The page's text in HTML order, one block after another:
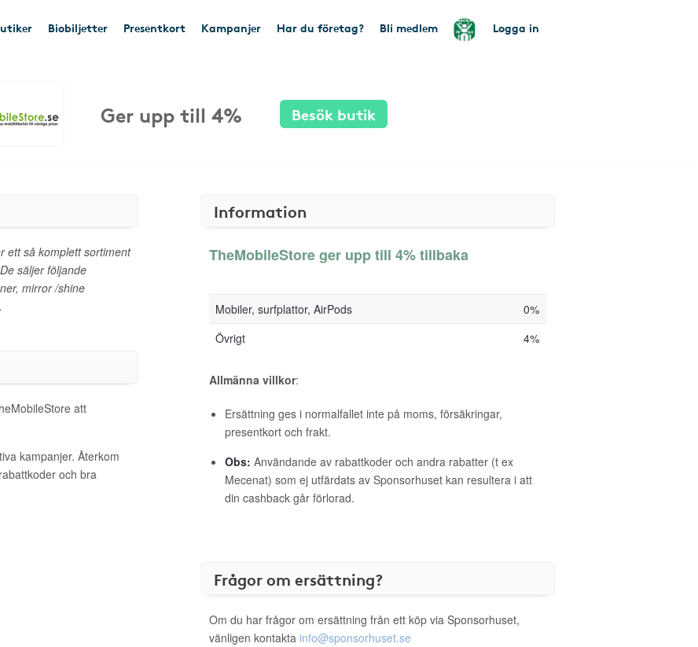
Biobiljetter Presentkort Kampanjer Har du företag? Bli medlem Logga in
Ger upp till 4% Besök butik
ett så komplett sortiment
säljer följande
mirror /shine
att
kampanjer. Återkom
och bra
Information
TheMobileStore ger upp till 4% tillbaka
Mobiler, surfplattor, AirPods
0%
Övrigt
4%
Allmänna villkor:
Ersättning ges i normalfallet inte på moms, försäkringar,
presentkort och frakt.
Obs: Användande av rabattkoder och andra rabatter (t ex
Mecenat) som ej utfärdats av Sponsorhuset kan resultera i att
din cashback går förlorad.
Frågor om ersättning?
Om du har frågor om ersättning från ett köp via Sponsorhuset,
vänligen kontakta info@sponsorhuset.se